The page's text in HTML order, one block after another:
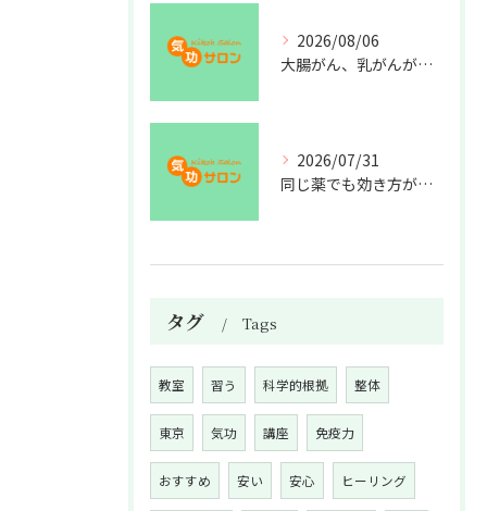
2026/08/06
大腸がん、乳がんが増えた理由
2026/07/31
同じ薬でも効き方が違う？
タグ Tags
教室 習う 科学的根拠 整体
東京 気功 講座 免疫力
おすすめ 安い 安心 ヒーリング